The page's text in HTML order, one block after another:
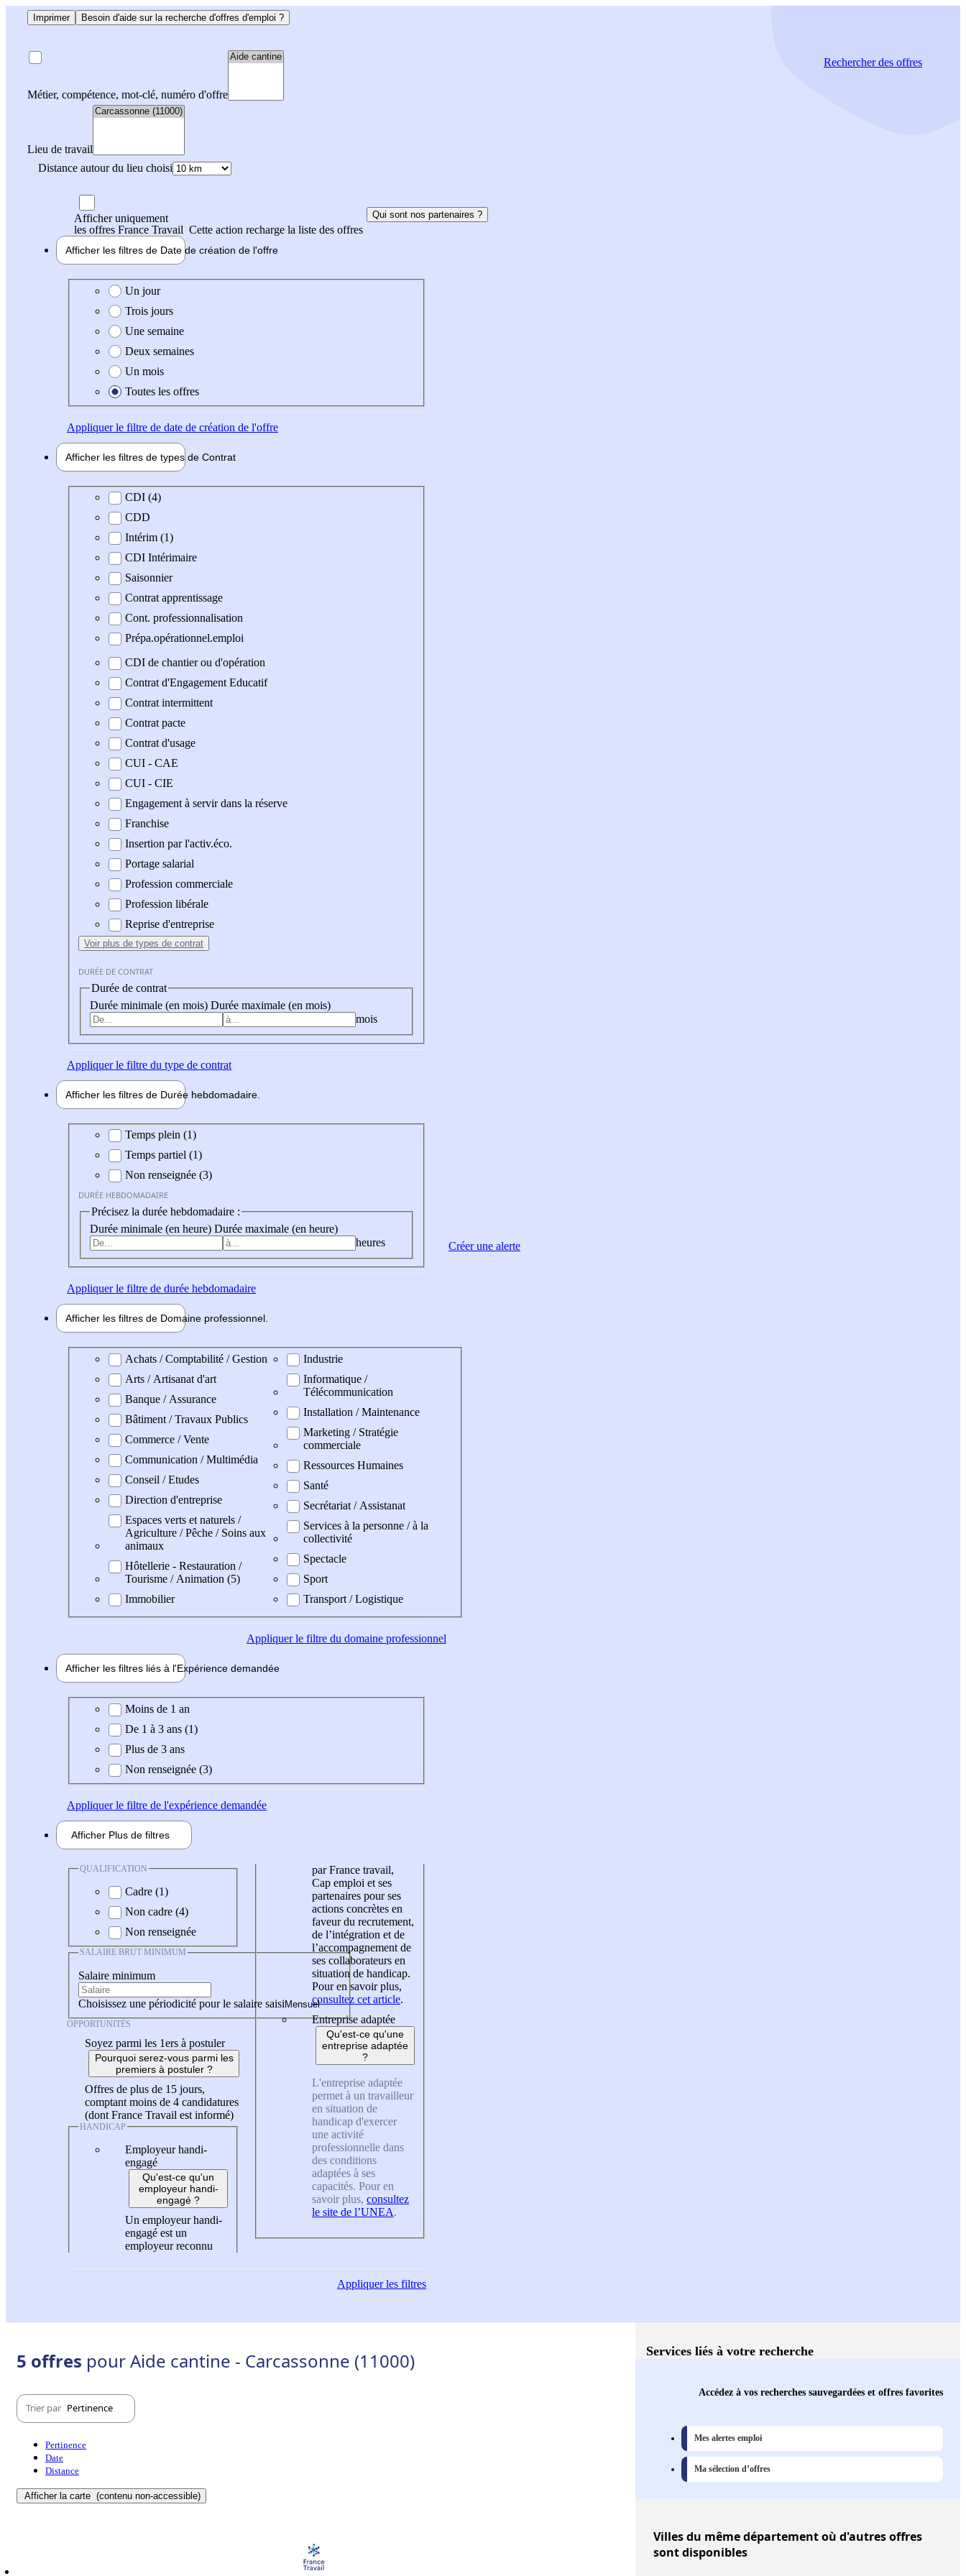
Imprimer Besoin d'aide sur la recherche d'offres d'emploi ?
Métier, compétence, mot-clé, numéro d'offre
Lieu de travail
Distance autour du lieu choisi
Rechercherdes offres
Afficher uniquement
les offres France Travail Cette action recharge la liste des offres
Qui sont nos partenaires ?
Afficher les filtres de Date de création de l'offre
Date de création de l'offre
Un jour
Trois jours
Une semaine
Deux semaines
Un mois
Toutes les offres
Appliquerle filtre de date de création de l'offre
Afficher les filtres de types de Contrat
Type de contrat
CDI (4)
CDD
Intérim (1)
CDI Intérimaire
Saisonnier
Contrat apprentissage
Cont. professionnalisation
Prépa.opérationnel.emploi
CDI de chantier ou d'opération
Contrat d'Engagement Educatif
Contrat intermittent
Contrat pacte
Contrat d'usage
CUI - CAE
CUI - CIE
Engagement à servir dans la réserve
Franchise
Insertion par l'activ.éco.
Portage salarial
Profession commerciale
Profession libérale
Reprise d'entreprise
Voir plus de types de contrat
DURÉE DE CONTRAT
Durée de contrat
Durée minimale (en mois) Durée maximale (en mois)
mois
Appliquerle filtre du type de contrat
Afficher les filtres de Durée hebdomadaire
Durée hebdomadaire
Temps plein (1)
Temps partiel (1)
Non renseignée (3)
DURÉE HEBDOMADAIRE
Précisez la durée hebdomadaire :
Durée minimale (en heure) Durée maximale (en heure)
heures
Appliquerle filtre de durée hebdomadaire
Afficher les filtres de Domaine professionnel
Domaine professionel
Achats / Comptabilité / Gestion
Arts / Artisanat d'art
Banque / Assurance
Bâtiment / Travaux Publics
Commerce / Vente
Communication / Multimédia
Conseil / Etudes
Direction d'entreprise
Espaces verts et naturels /
Agriculture / Pêche / Soins aux
animaux
Hôtellerie - Restauration /
Tourisme / Animation (5)
Immobilier
Industrie
Informatique /
Télécommunication
Installation / Maintenance
Marketing / Stratégie
commerciale
Ressources Humaines
Santé
Secrétariat / Assistanat
Services à la personne / à la
collectivité
Spectacle
Sport
Transport / Logistique
Appliquerle filtre du domaine professionnel
Afficher les filtres liés à l'Expérience demandée
Expérience demandée
Moins de 1 an
De 1 à 3 ans (1)
Plus de 3 ans
Non renseignée (3)
Appliquerle filtre de l'expérience demandée
Afficher Plus de filtres
QUALIFICATION
Cadre (1)
Non cadre (4)
Non renseignée
SALAIRE BRUT MINIMUM
Salaire minimum
Choisissez une périodicité pour le salaire saisi
OPPORTUNITÉS
Soyez parmi les 1ers à postuler
Pourquoi serez-vous parmi les
premiers à postuler ?
Offres de plus de 15 jours,
comptant moins de 4 candidatures
(dont France Travail est informé)
HANDICAP
Employeur handi-
engagé
Qu'est-ce qu'un
employeur handi-
engagé ?
Un employeur handi-
engagé est un
employeur reconnu
par France travail,
Cap emploi et ses
partenaires pour ses
actions concrètes en
faveur du recrutement,
de l’intégration et de
l’accompagnement de
ses collaborateurs en
situation de handicap.
Pour en savoir plus,
consultez cet article.
Entreprise adaptée
Qu'est-ce qu'une
entreprise adaptée
?
L'entreprise adaptée
permet à un travailleur
en situation de
handicap d'exercer
une activité
professionnelle dans
des conditions
adaptées à ses
capacités. Pour en
savoir plus, consultez
le site de l’UNEA.
Appliquerles filtres
Créer une alerte
5 offres pour Aide cantine - Carcassonne (11000)
Trier par Pertinence
Pertinence
Date
Distance
Afficher la carte (contenu non-accessible)
Services liés à votre recherche
Accédez à vos recherches sauvegardées et offres favorites
Mes alertes emploi
Ma sélection d’offres
Villesdu même département où d'autres offres
sont disponibles